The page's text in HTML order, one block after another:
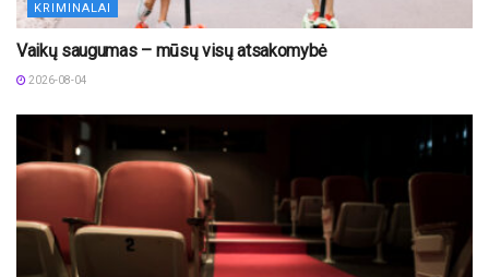
KRIMINALAI
Vaikų saugumas – mūsų visų atsakomybė
2026-08-04